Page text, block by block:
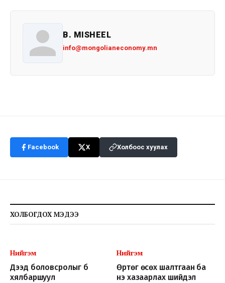
B. MISHEEL
info@mongolianeconomy.mn
Facebook X Холбоос хуулах
ХОЛБОГДОХ МЭДЭЭ
Нийгэм
Дээд боловсролыг бүү
хялбаршуул
Нийгэм
Өртөг өсөх шалтгаан ба
үнэ хазаарлах шийдэл